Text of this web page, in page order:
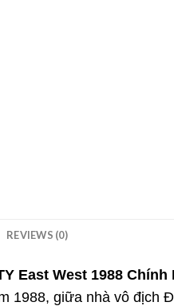
REVIEWS (0)
East West 1988 Chính
1988, giữa nhà vô địch